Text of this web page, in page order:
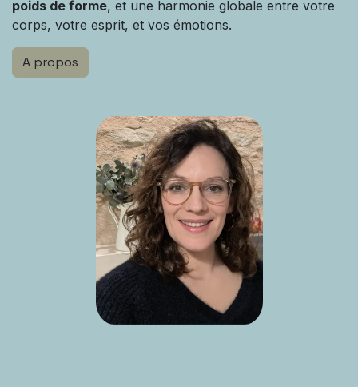
poids de forme, et une harmonie globale entre votre
corps, votre esprit, et vos émotions.
A propos